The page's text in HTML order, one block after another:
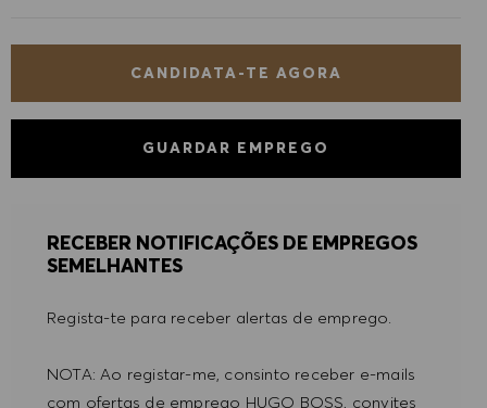
CANDIDATA-TE AGORA
GUARDAR EMPREGO
RECEBER NOTIFICAÇÕES DE EMPREGOS
SEMELHANTES
Regista-te para receber alertas de emprego.
NOTA: Ao registar-me, consinto receber e-mails
com ofertas de emprego HUGO BOSS, convites